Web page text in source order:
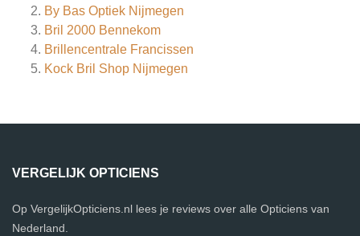
By Bas Optiek Nijmegen
Bril 2000 Bennekom
Brillencentrale Francissen
Kock Bril Shop Nijmegen
VERGELIJK OPTICIENS
Op VergelijkOpticiens.nl lees je reviews over alle Opticiens van
Nederland.